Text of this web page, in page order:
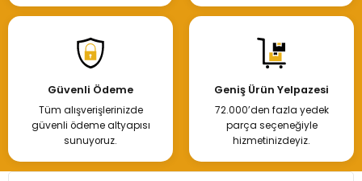
Güvenli Ödeme
Tüm alışverişlerinizde
güvenli ödeme altyapısı
sunuyoruz.
Geniş Ürün Yelpazesi
72.000’den fazla yedek
parça seçeneğiyle
hizmetinizdeyiz.